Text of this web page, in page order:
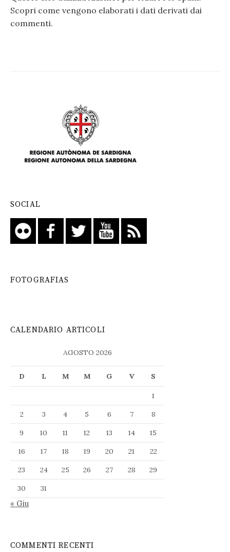
Scopri come vengono elaborati i dati derivati dai
commenti.
SOCIAL
FOTOGRAFIAS
CALENDARIO ARTICOLI
AGOSTO 2026
D L M M G V S
1
2
3 4 5 6 7
8
9
10 11 12 13 14
15
16
17 18 19 20 21
22
23
24 25 26 27 28
29
30
31
« Giu
COMMENTI RECENTI